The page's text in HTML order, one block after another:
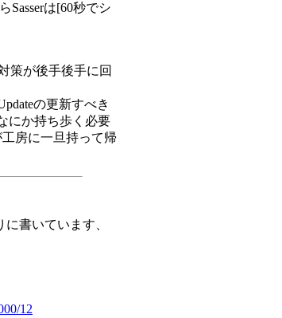
Sasserは[60秒でシ
策が後手後手に回
の更新すべき
にか持ち歩く必要
房に一旦持って帰
書いています、
12